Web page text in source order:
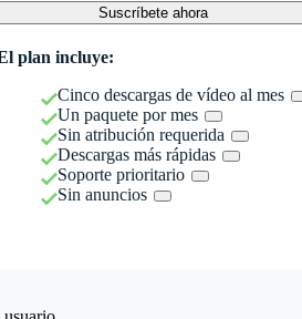
Suscríbete ahora
plan incluye:
Cinco descargas de vídeo al mes
Un paquete por mes
Sin atribución requerida
Descargas más rápidas
Soporte prioritario
Sin anuncios